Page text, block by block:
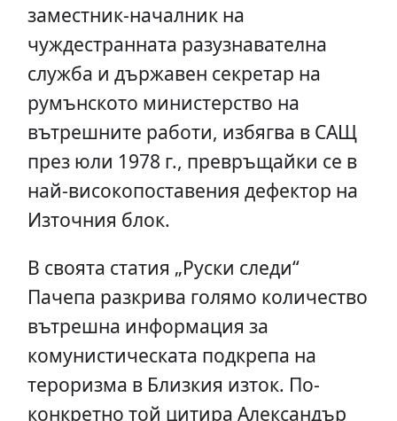
заместник-началник на
чуждестранната разузнавателна
служба и държавен секретар на
румънското министерство на
вътрешните работи, избягва в САЩ
през юли 1978 г., превръщайки се в
най-високопоставения дефектор на
Източния блок.
В своята статия „Руски следи“
Пачепа разкрива голямо количество
вътрешна информация за
комунистическата подкрепа на
тероризма в Близкия изток. По-
конкретно той цитира Александър